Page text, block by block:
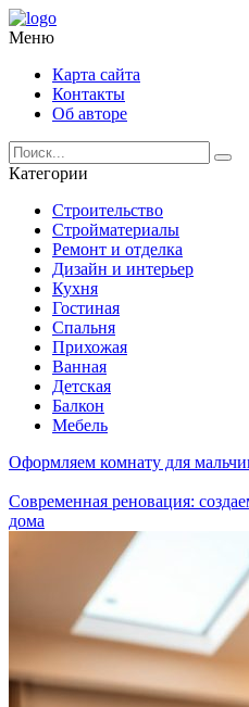
Меню
Карта сайта
Контакты
Об авторе
Категории
Строительство
Стройматериалы
Ремонт и отделка
Дизайн и интерьер
Кухня
Гостиная
Спальня
Прихожая
Ванная
Детская
Балкон
Мебель
Оформляем комнату для
Современная реновация:
дома